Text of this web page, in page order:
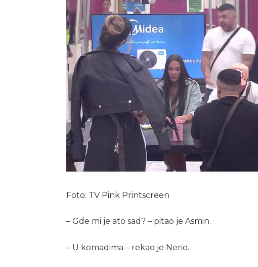
Foto: TV Pink Printscreen
– Gde mi je ato sad? – pitao je Asmin.
– U komadima – rekao je Nerio.